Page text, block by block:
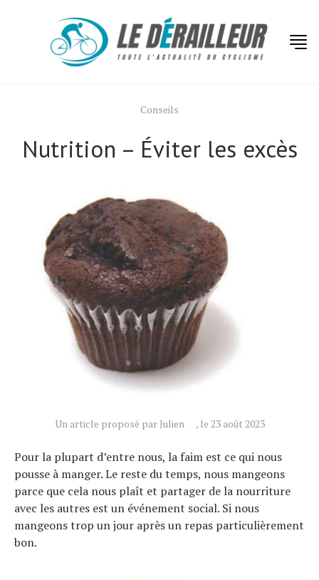
Conseils
Nutrition – Éviter les excès
Un article proposé par Julien , le 23 août 2023
Pour la plupart d’entre nous, la faim est ce qui nous
pousse à manger. Le reste du temps, nous mangeons
parce que cela nous plaît et partager de la nourriture
avec les autres est un événement social. Si nous
mangeons trop un jour après un repas particulièrement
bon.